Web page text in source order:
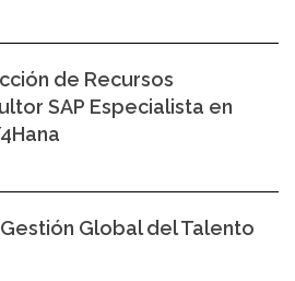
de Recursos
SAP Especialista en
Global del Talento